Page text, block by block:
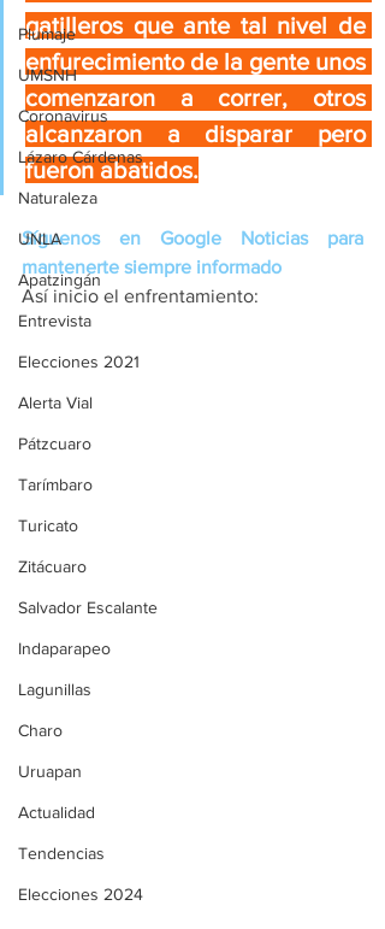
Plumaje
UMSNH
Coronavirus
Lázaro Cárdenas
Naturaleza
UNLA
Apatzingán
Entrevista
Elecciones 2021
Alerta Vial
Pátzcuaro
Tarímbaro
Turicato
Zitácuaro
Salvador Escalante
Indaparapeo
Lagunillas
Charo
Uruapan
Actualidad
Tendencias
Elecciones 2024
gatilleros que ante tal nivel de
enfurecimiento de la gente unos
comenzaron a correr, otros
alcanzaron a disparar pero
fueron abatidos.
Síguenos en Google Noticias para
mantenerte siempre informado
Así inicio el enfrentamiento: